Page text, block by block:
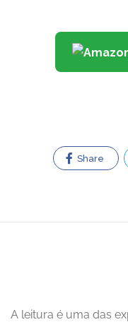
Share
A leitura é uma das